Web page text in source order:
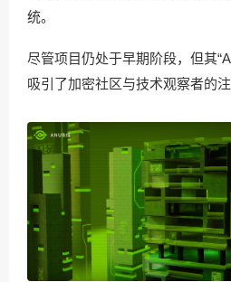
统。
尽管项目仍处于早期阶段，但其
吸引了加密社区与技术观察者的注